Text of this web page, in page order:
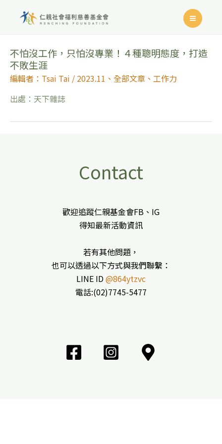
不怕沒工作，只怕沒專業！４種聰明態度，打造
不敗生涯
編輯者：Tsai Tai / 2023.11 、 全部文章 、 工作力
出處：天下雜誌
Contact
歡迎追蹤仁親基金會FB、IG
得知最新活動資訊
若有其他問題，
也可以透過以下方式與我們聯繫：
LINE ID@864ytzvc
電話:(02)7745-5477